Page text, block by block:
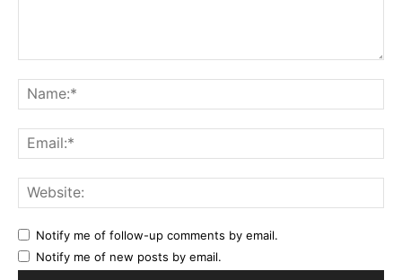
Notify me of follow-up comments by email.
Notify me of new posts by email.